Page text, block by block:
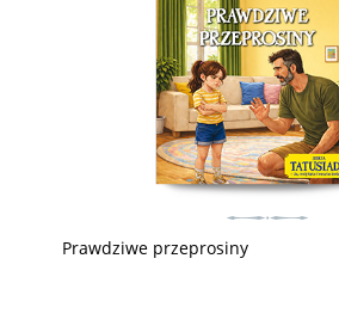
Prawdziwe przeprosiny